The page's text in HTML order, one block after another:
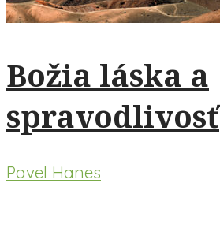
Božia láska a
spravodlivosť
Pavel Hanes